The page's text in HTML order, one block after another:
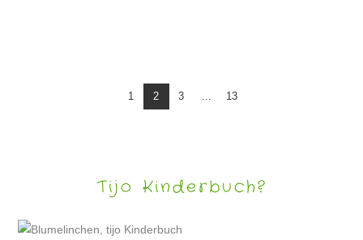
1 2 3 13
Tijo Kinderbuch?